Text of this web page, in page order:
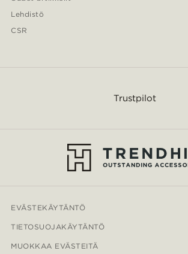
Lehdistö
CSR
Trustpilot
EVÄSTEKÄYTÄNTÖ
TIETOSUOJAKÄYTÄNTÖ
MUOKKAA EVÄSTEITÄ